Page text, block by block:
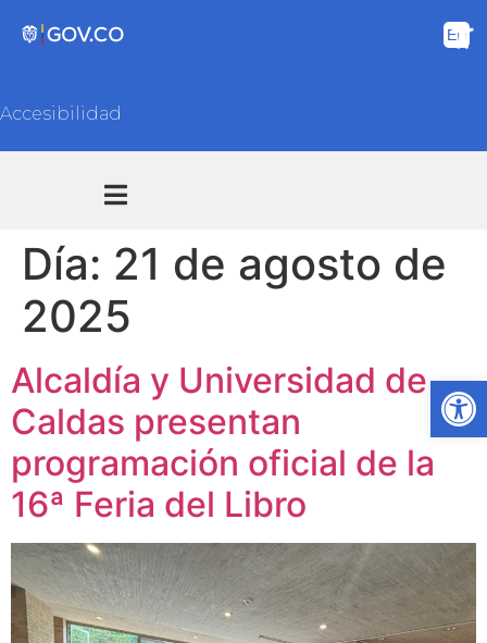
Abrir
Accesibilidad
Día: 21 de agosto de
2025
Alcaldía y Universidad de
Caldas presentan
programación oficial de la
16ª Feria del Libro